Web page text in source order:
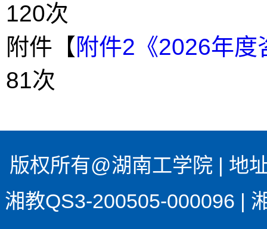
120次
附件【 附件2《2026年
81次
版权所有@湖南工学院 | 地
湘教QS3-200505-000096 |